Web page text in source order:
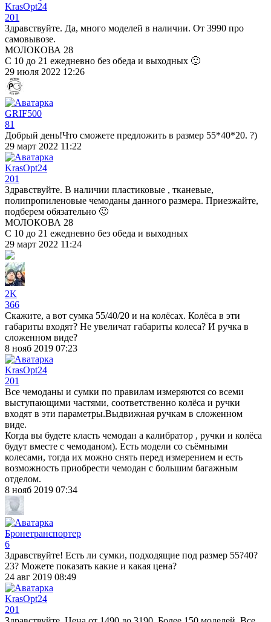
KrasOpt24
201
Здравствуйте. Да, много моделей в наличии. От 3990 про
самовывозе.
МОЛОКОВА 28
С 10 до 21 ежедневно без обеда и выходных 🙂
29 июля 2022 12:26
GRIF500
81
Добрый день!Что сможете предложить в размер 55*40*20. ?)
29 март 2022 11:22
KrasOpt24
201
Здравствуйте. В наличии пластиковые , тканевые,
полипропиленовые чемоданы данного размера. Приезжайте,
подберем обязательно 🙂
МОЛОКОВА 28
С 10 до 21 ежедневно без обеда и выходных
29 март 2022 11:24
2K
366
Скажите, а вот сумка 55/40/20 и на колёсах. Колёса в эти
габариты входят? Не увеличат габариты колеса? И ручка в
сложенном виде?
8 нояб 2019 07:23
KrasOpt24
201
Все чемоданы и сумки по правилам измеряются со всеми
выступающими частями, соответственно колёса и ручки
входят в эти параметры.Выдвижная ручкам в сложенном
виде.
Когда вы будете класть чемодан а калибратор , ручки и колёса
будут вместе с чемоданом). Есть модели со съёмными
колесами, тогда их можно снять перед измерением и есть
возможность приобрести чемодан с большим багажным
отделом.
8 нояб 2019 07:34
Бронетранспортер
6
Здравствуйте! Есть ли сумки, подходящие под размер 55?40?
23? Можете показать какие и какая цена?
24 авг 2019 08:49
KrasOpt24
201